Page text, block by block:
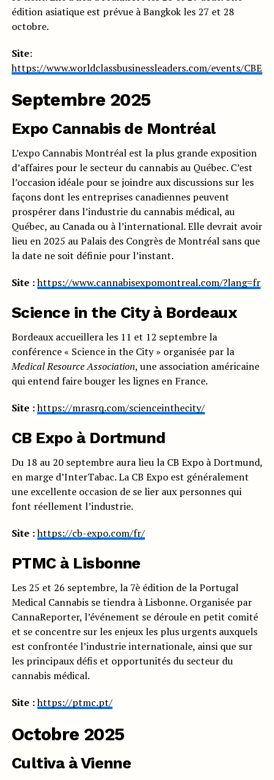
édition asiatique est prévue à Bangkok les 27 et 28
octobre.
Site:
https://www.worldclassbusinessleaders.com/events/CBE25
Septembre 2025
Expo Cannabis de Montréal
L’expo Cannabis Montréal est la plus grande exposition
d’affaires pour le secteur du cannabis au Québec. C’est
l’occasion idéale pour se joindre aux discussions sur les
façons dont les entreprises canadiennes peuvent
prospérer dans l’industrie du cannabis médical, au
Québec, au Canada ou à l’international. Elle devrait avoir
lieu en 2025 au Palais des Congrès de Montréal sans que
la date ne soit définie pour l’instant.
Site :https://www.cannabisexpomontreal.com/?lang=fr
Science in the City à Bordeaux
Bordeaux accueillera les 11 et 12 septembre la
conférence « Science in the City » organisée par la
Medical Resource Association, une association américaine
qui entend faire bouger les lignes en France.
Site :https://mrasrq.com/scienceinthecity/
CB Expo à Dortmund
Du 18 au 20 septembre aura lieu la CB Expo à Dortmund,
en marge d’InterTabac. La CB Expo est généralement
une excellente occasion de se lier aux personnes qui
font réellement l’industrie.
Site :https://cb-expo.com/fr/
PTMC à Lisbonne
Les 25 et 26 septembre, la 7è édition de la Portugal
Medical Cannabis se tiendra à Lisbonne. Organisée par
CannaReporter, l’événement se déroule en petit comité
et se concentre sur les enjeux les plus urgents auxquels
est confrontée l’industrie internationale, ainsi que sur
les principaux défis et opportunités du secteur du
cannabis médical.
Site :https://ptmc.pt/
Octobre 2025
Cultiva à Vienne